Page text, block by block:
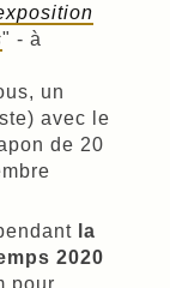
" - à
un
avec le
de 20
la
2020